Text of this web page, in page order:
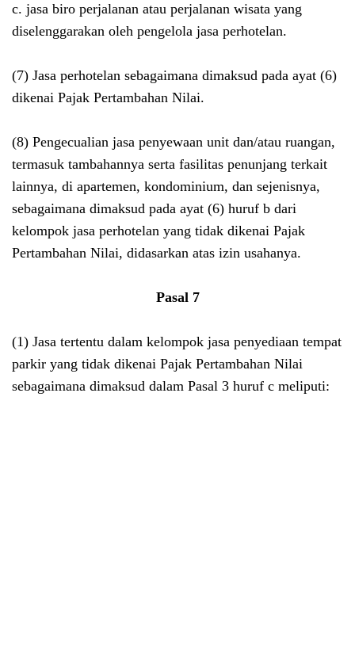
c. jasa biro perjalanan atau perjalanan wisata yang
diselenggarakan oleh pengelola jasa perhotelan.
(7) Jasa perhotelan sebagaimana dimaksud pada ayat (6)
dikenai Pajak Pertambahan Nilai.
(8) Pengecualian jasa penyewaan unit dan/atau ruangan,
termasuk tambahannya serta fasilitas penunjang terkait
lainnya, di apartemen, kondominium, dan sejenisnya,
sebagaimana dimaksud pada ayat (6) huruf b dari
kelompok jasa perhotelan yang tidak dikenai Pajak
Pertambahan Nilai, didasarkan atas izin usahanya.
Pasal 7
(1) Jasa tertentu dalam kelompok jasa penyediaan tempat
parkir yang tidak dikenai Pajak Pertambahan Nilai
sebagaimana dimaksud dalam Pasal 3 huruf c meliputi: